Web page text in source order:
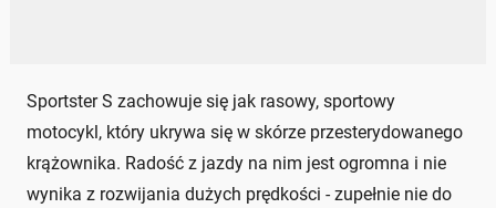
Sportster S zachowuje się jak rasowy, sportowy
motocykl, który ukrywa się w skórze przesterydowanego
krążownika. Radość z jazdy na nim jest ogromna i nie
wynika z rozwijania dużych prędkości - zupełnie nie do